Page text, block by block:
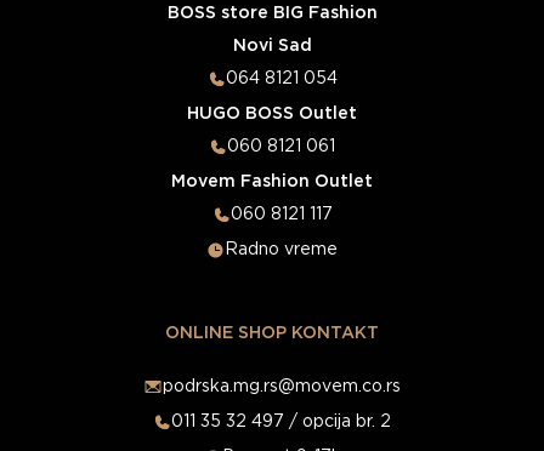
BOSS store BIG Fashion
Novi Sad
064 8121 054
HUGO BOSS Outlet
060 8121 061
Movem Fashion Outlet
060 8121 117
Radno vreme
ONLINE SHOP KONTAKT
podrska.mg.rs@movem.co.rs
011 35 32 497 / opcija br. 2